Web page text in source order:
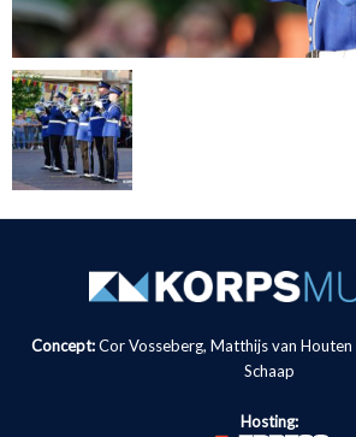
Concept:Cor Vosseberg, Matthijs van Houten
Schaap
Hosting: